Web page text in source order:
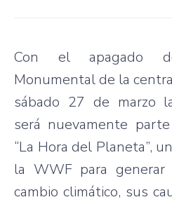
Con el apagado
Monumental de la
sábado 27 de marzo
será nuevamente
“La Hora del Planeta”,
la WWF para generar
cambio climático, sus